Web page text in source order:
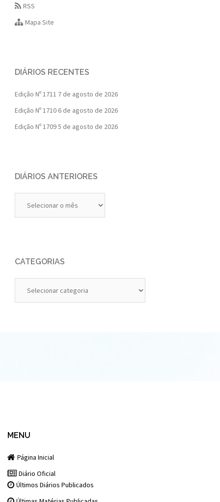
RSS
Mapa Site
DIÁRIOS RECENTES
Edição Nº 1711 7 de agosto de 2026
Edição Nº 1710 6 de agosto de 2026
Edição Nº 17095 de agosto de 2026
DIÁRIOS ANTERIORES
Anteriores
CATEGORIAS
MENU
Página Inicial
Diário Oficial
Últimos Diários Publicados